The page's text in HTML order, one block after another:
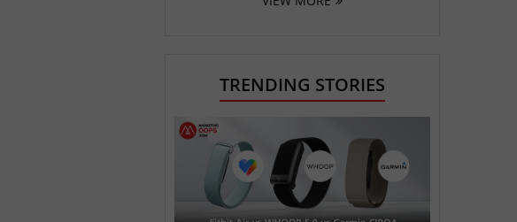
TRENDING STORIES